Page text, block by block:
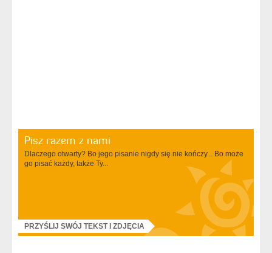
Pisz razem z nami
Dlaczego otwarty? Bo jego pisanie nigdy się nie kończy... Bo może
go pisać każdy, także Ty...
PRZYŚLIJ SWÓJ TEKST I ZDJĘCIA